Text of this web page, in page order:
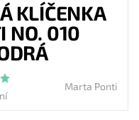
KLÍČENKA
NO. 010
Marta Ponti